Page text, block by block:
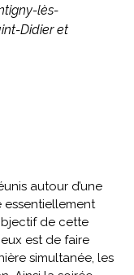
lès-
Didier et
autour d’une
de cette
est de faire
simultanée, les